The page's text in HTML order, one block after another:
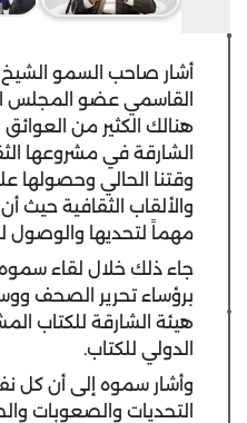
أشار صاحب السمو
القاسمي عضو المجلس
هنالك الكثير من
الشارقة في مشروعها
وقتنا الحالي وحصولها
والألقاب الثقافية حيث
مهماً لتحديها والوصول
جاء ذلك خلال لقاء
برؤساء تحرير الصحف
هيئة الشارقة للكتاب
الدولي للكتاب.
وأشار سموه إلى أن كل
التحديات والصعوبات